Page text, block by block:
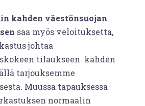
kahden väestönsuojan
saa myös veloituksetta,
johtaa
tilaukseen kahden
tarjouksemme
Muussa tapauksessa
normaalin